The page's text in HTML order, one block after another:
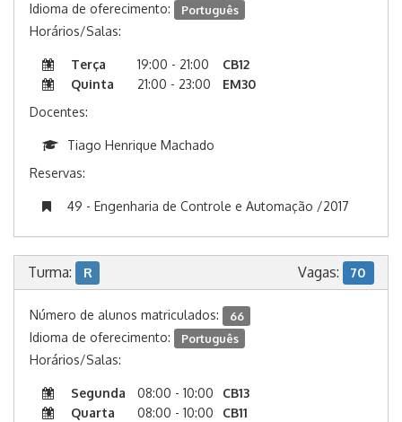
Idioma de oferecimento: Português
Horários/Salas:
Terça 19:00 - 21:00
CB12
Quinta
21:00 - 23:00
EM30
Docentes:
Tiago Henrique Machado
Reservas:
49 - Engenharia de Controle e Automação /2017
Turma: R Vagas: 70
Número de alunos matriculados: 66
Idioma de oferecimento: Português
Horários/Salas:
Segunda 08:00 - 10:00
CB13
Quarta
08:00 - 10:00
CB11